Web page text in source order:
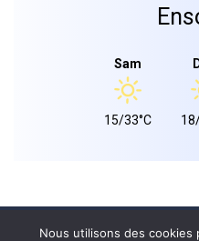
Sam
15/33°C
Mairie de landiras
Nous utilisons des cookies